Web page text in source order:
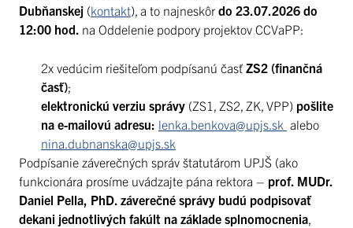
Dubňanskej (kontakt), a to najneskôr do 23.07.2026 do
12:00 hod. na Oddelenie podpory projektov CCVaPP:
2x vedúcim riešiteľom podpísanú časť ZS2 (finančná
časť);
elektronickú verziu správy (ZS1, ZS2, ZK, VPP) pošlite
na e-mailovú adresu: lenka.benkova@upjs.sk alebo
nina.dubnanska@upjs.sk
Podpísanie záverečných správ štatutárom UPJŠ (ako
funkcionára prosíme uvádzajte pána rektora – prof. MUDr.
Daniel Pella, PhD. záverečné správy budú podpisovať
dekani jednotlivých fakúlt na základe splnomocnenia